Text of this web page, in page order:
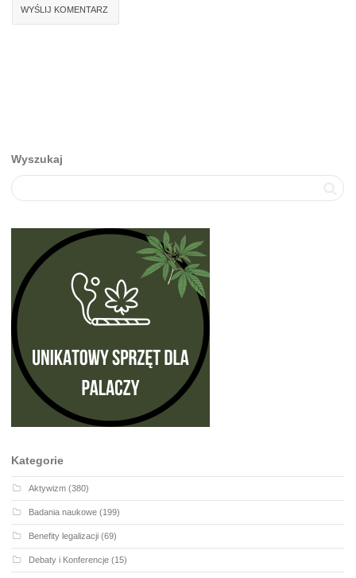
Wyszukaj
Kategorie
Aktywizm (380)
Badania naukowe (199)
Benefity legalizacji (69)
Debaty i Konferencje (15)